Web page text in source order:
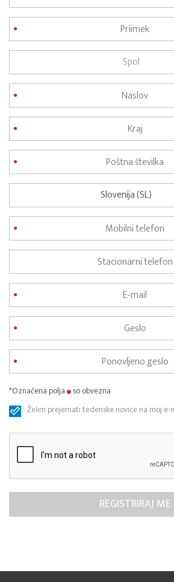
Spol
Slovenija (SL)
*Označena polja
so obvezna
Želim prejemati tedenske novice na moj e-